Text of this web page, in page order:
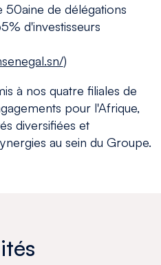
de délégations
d'investisseurs
)
à nos quatre filiales de
pour l'Afrique,
diversifiées et
au sein du Groupe.